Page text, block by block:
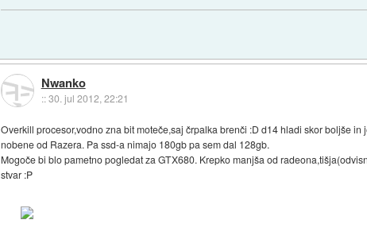
Nwanko
::30. jul 2012, 22:21
Overkill procesor,vodno zna bit moteče,saj črpalka brenči :D d14 hladi skor boljše
nobene od Razera. Pa ssd-a nimajo 180gb pa sem dal 128gb.
Mogoče bi blo pametno pogledat za GTX680. Krepko manjša od
stvar :P